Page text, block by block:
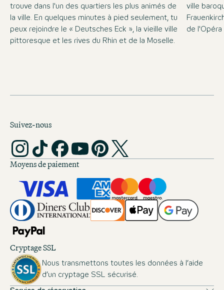
trouve dans l'un des quartiers les plus animés de
la ville. En quelques minutes à pied seulement, tu
peux rejoindre le « Deutsches Eck », la vieille ville
pittoresque et les rives du Rhin et de la Moselle.
ville
de l'Opéra
Suivez-nous
Moyens de paiement
Cryptage SSL
Nous transmettons toutes les données à l’aide
d’un cryptage SSL sécurisé.